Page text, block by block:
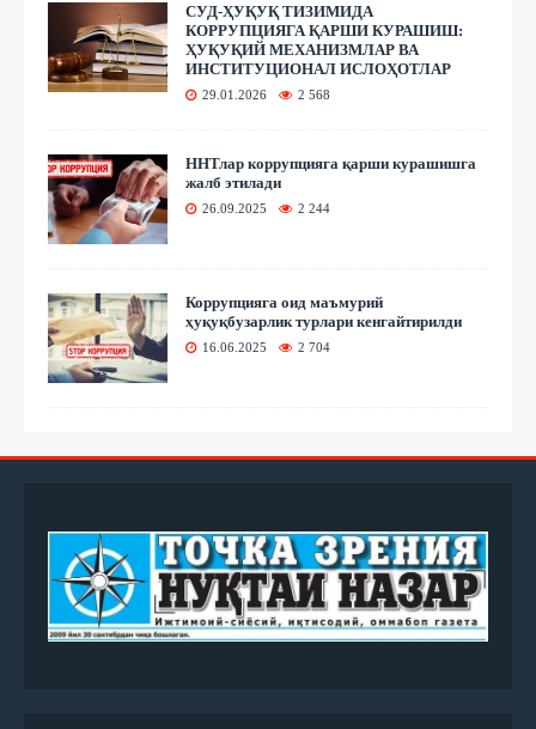
СУД-ҲУҚУҚ ТИЗИМИДА
КОРРУПЦИЯГА ҚАРШИ КУРАШИШ:
ҲУҚУҚИЙ МЕХАНИЗМЛАР ВА
ИНСТИТУЦИОНАЛ ИСЛОҲОТЛАР
29.01.2026 2 568
ННТлар коррупцияга қарши курашишга
жалб этилади
26.09.2025 2 244
Коррупцияга оид маъмурий
ҳуқуқбузарлик турлари кенгайтирилди
16.06.2025 2 704